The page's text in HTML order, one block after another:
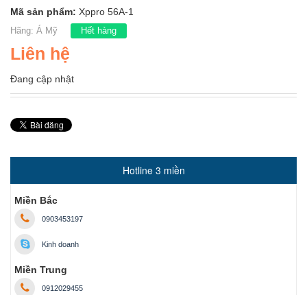
Mã sản phẩm: Xppro 56A-1
Hãng: Á Mỹ Hết hàng
Liên hệ
Đang cập nhật
Hotline 3 miền
Miền Bắc
0903453197
Kinh doanh
Miền Trung
0912029455